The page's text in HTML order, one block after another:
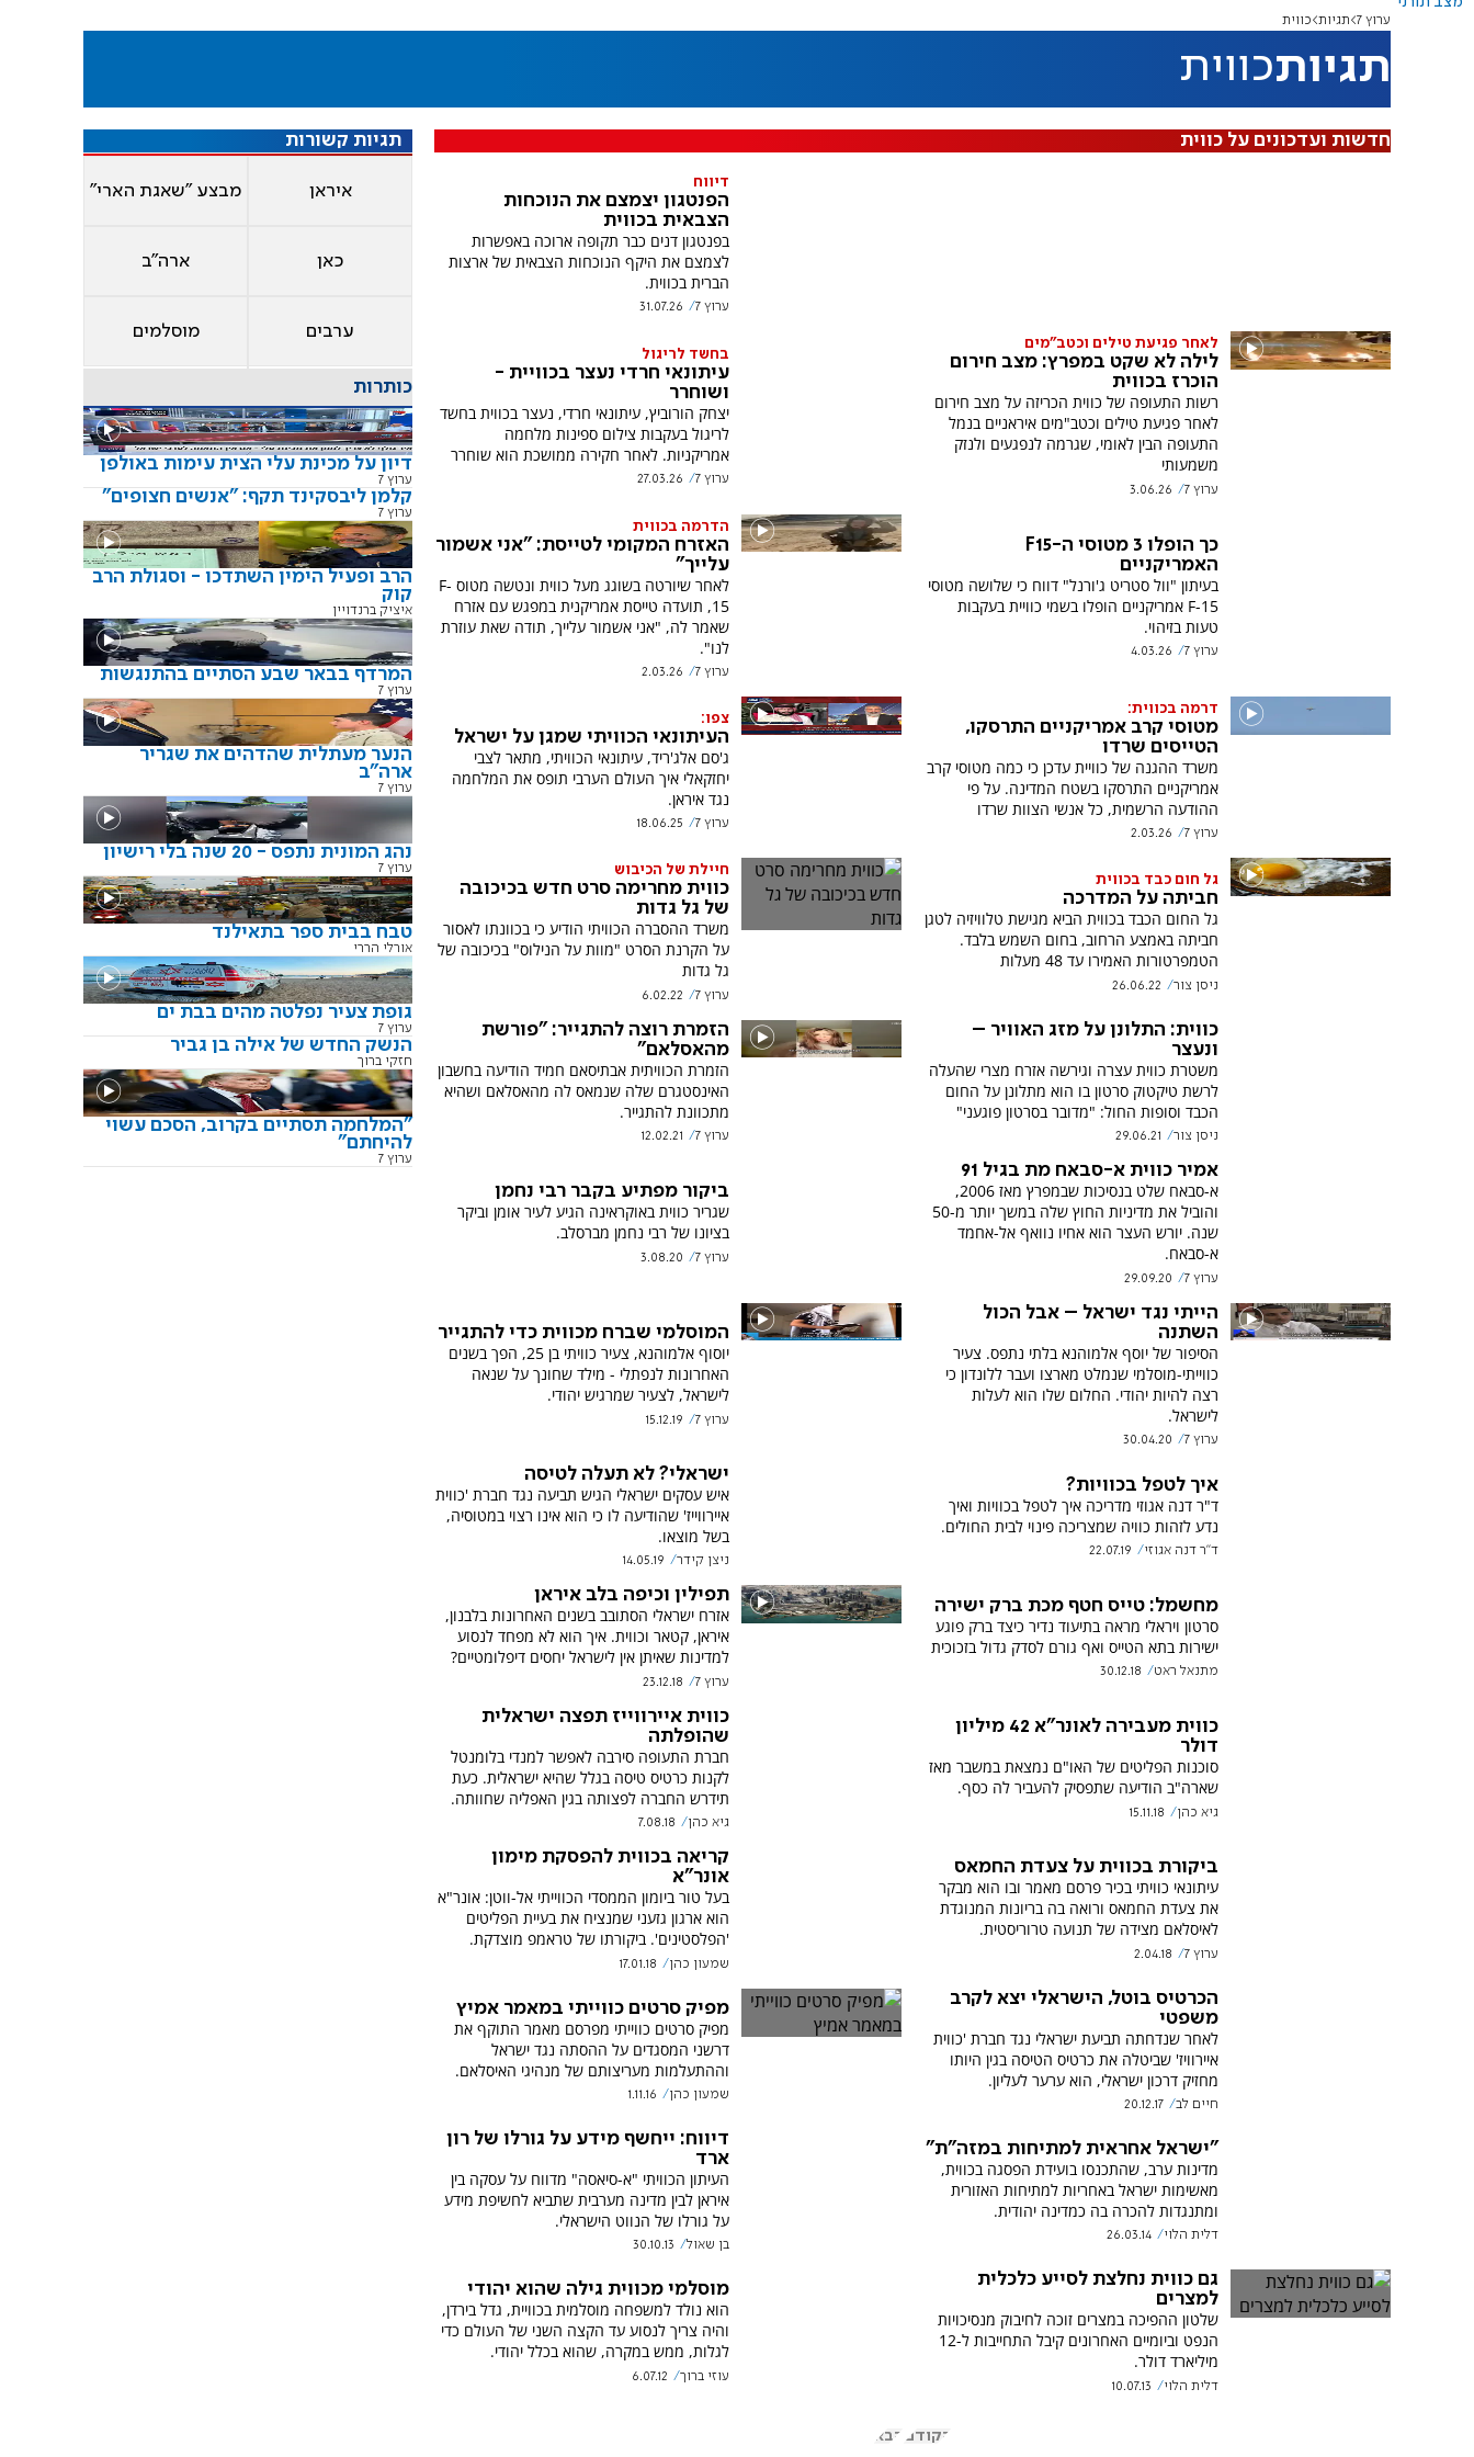
ערוץ 7 תגיות כווית
תגיותכווית
חדשות ועדכונים על כווית
דיווח
הפנטגון יצמצם את הנוכחות
הצבאית בכווית
בפנטגון דנים כבר תקופה ארוכה באפשרות
לצמצם את היקף הנוכחות הצבאית של ארצות
הברית בכווית.
ערוץ 7 31.07.26
לאחר פגיעת טילים וכטב"מים
לילה לא שקט במפרץ: מצב חירום
הוכרז בכווית
רשות התעופה של כווית הכריזה על מצב חירום
לאחר פגיעת טילים וכטב"מים איראניים בנמל
התעופה הבין לאומי, שגרמה לנפגעים ולנזק
משמעותי
ערוץ 7 3.06.26
בחשד לריגול
עיתונאי חרדי נעצר בכוויית -
ושוחרר
יצחק הורוביץ, עיתונאי חרדי, נעצר בכווית בחשד
לריגול בעקבות צילום ספינות מלחמה
אמריקניות. לאחר חקירה ממושכת הוא שוחרר
ערוץ 7 27.03.26
כך הופלו 3 מטוסי ה-F15
האמריקניים
בעיתון "וול סטריט ג'ורנל" דווח כי שלושה מטוסי
F-15 אמריקניים הופלו בשמי כוויית בעקבות
טעות בזיהוי.
ערוץ 7 4.03.26
הדרמה בכווית
האזרח המקומי לטייסת: "אני אשמור
עלייך"
לאחר שיורטה בשוגג מעל כווית ונטשה מטוס F-
15, תועדה טייסת אמריקנית במפגש עם אזרח
שאמר לה, "אני אשמור עלייך, תודה שאת עוזרת
לנו".
ערוץ 7 2.03.26
דרמה בכווית:
מטוסי קרב אמריקניים התרסקו,
הטייסים שרדו
משרד ההגנה של כוויית עדכן כי כמה מטוסי קרב
אמריקניים התרסקו בשטח המדינה. על פי
ההודעה הרשמית, כל אנשי הצוות שרדו
ערוץ 7 2.03.26
צפו:
העיתונאי הכוויתי שמגן על ישראל
ג'סם אלג'ריד, עיתונאי הכוויתי, מתאר לצבי
יחזקאלי איך העולם הערבי תופס את המלחמה
נגד איראן.
ערוץ 7 18.06.25
גל חום כבד בכווית
חביתה על המדרכה
גל החום הכבד בכווית הביא מגישת טלוויזיה לטגן
חביתה באמצע הרחוב, בחום השמש בלבד.
הטמפרטורות האמירו עד 48 מעלות
ניסן צור 26.06.22
חיילת של הכיבוש
כווית מחרימה סרט חדש בכיכובה
של גל גדות
משרד ההסברה הכוויתי הודיע כי בכוונתו לאסור
על הקרנת הסרט "מוות על הנילוס" בכיכובה של
גל גדות
ערוץ 7 6.02.22
כווית: התלונן על מזג האוויר –
ונעצר
משטרת כווית עצרה וגירשה אזרח מצרי שהעלה
לרשת טיקטוק סרטון בו הוא מתלונן על החום
הכבד וסופות החול: "מדובר בסרטון פוגעני"
ניסן צור 29.06.21
הזמרת רוצה להתגייר: "פורשת
מהאסלאם"
הזמרת הכוויתית אבתיסאם חמיד הודיעה בחשבון
האינסטגרם שלה שנמאס לה מהאסלאם ושהיא
מתכוונת להתגייר.
ערוץ 7 12.02.21
אמיר כווית א-סבאח מת בגיל 91
א-סבאח שלט בנסיכות שבמפרץ מאז 2006,
והוביל את מדיניות החוץ שלה במשך יותר מ-50
שנה. יורש העצר הוא אחיו נוואף אל-אחמד
א-סבאח.
ערוץ 7 29.09.20
ביקור מפתיע בקבר רבי נחמן
שגריר כווית באוקראינה הגיע לעיר אומן וביקר
בציונו של רבי נחמן מברסלב.
ערוץ 7 3.08.20
הייתי נגד ישראל – אבל הכול
השתנה
הסיפור של יוסף אלמוהנא בלתי נתפס. צעיר
כווייתי-מוסלמי שנמלט מארצו ועבר ללונדון כי
רצה להיות יהודי. החלום שלו הוא לעלות
לישראל.
ערוץ 7 30.04.20
המוסלמי שברח מכווית כדי להתגייר
יוסוף אלמוהנא, צעיר כוויתי בן 25, הפך בשנים
האחרונות לנפתלי - מילד שחונך על שנאה
לישראל, לצעיר שמרגיש יהודי.
ערוץ 7 15.12.19
איך לטפל בכוויות?
ד"ר דנה אגוזי מדריכה איך לטפל בכוויות ואיך
נדע לזהות כוויה שמצריכה פינוי לבית החולים.
ד"ר דנה אגוזי 22.07.19
ישראלי? לא תעלה לטיסה
איש עסקים ישראלי הגיש תביעה נגד חברת 'כווית
איירווייז' שהודיעה לו כי הוא אינו רצוי במטוסיה,
בשל מוצאו.
ניצן קידר 14.05.19
מחשמל: טייס חטף מכת ברק ישירה
סרטון ויראלי מראה בתיעוד נדיר כיצד ברק פוגע
ישירות בתא הטייס ואף גורם לסדק גדול בזכוכית
מתנאל ראט 30.12.18
תפילין וכיפה בלב איראן
אזרח ישראלי הסתובב בשנים האחרונות בלבנון,
איראן, קטאר וכווית. איך הוא לא מפחד לנסוע
למדינות שאיתן אין לישראל יחסים דיפלומטיים?
ערוץ 7 23.12.18
כווית מעבירה לאונר"א 42 מיליון
דולר
סוכנות הפליטים של האו"ם נמצאת במשבר מאז
שארה"ב הודיעה שתפסיק להעביר לה כסף.
גיא כהן 15.11.18
כווית איירווייז תפצה ישראלית
שהופלתה
חברת התעופה סירבה לאפשר למנדי בלומנטל
לקנות כרטיס טיסה בגלל שהיא ישראלית. כעת
תידרש החברה לפצותה בגין האפליה שחוותה.
גיא כהן 7.08.18
ביקורת בכווית על צעדת החמאס
עיתונאי כוויתי בכיר פרסם מאמר ובו הוא מבקר
את צעדת החמאס ורואה בה בריונות המנוגדת
לאיסלאם מצידה של תנועה טרוריסטית.
ערוץ 7 2.04.18
קריאה בכווית להפסקת מימון
אונר"א
בעל טור ביומון הממסדי הכווייתי אל-ווטן: אונר"א
הוא ארגון גזעני שמנציח את בעיית הפליטים
'הפלסטינים'. ביקורתו של טראמפ מוצדקת.
שמעון כהן 17.01.18
הכרטיס בוטל, הישראלי יצא לקרב
משפטי
לאחר שנדחתה תביעת ישראלי נגד חברת 'כווית
איירוויז' שביטלה את כרטיס הטיסה בגין היותו
מחזיק דרכון ישראלי, הוא ערער לעליון.
חיים לב 20.12.17
מפיק סרטים כווייתי במאמר אמיץ
מפיק סרטים כווייתי מפרסם מאמר התוקף את
דרשני המסגדים על ההסתה נגד ישראל
וההתעלמות מעריצותם של מנהיגי האיסלאם.
שמעון כהן 1.11.16
"ישראל אחראית למתיחות במזה"ת"
מדינות ערב, שהתכנסו בועידת הפסגה בכווית,
מאשימות ישראל באחריות למתיחות האזורית
ומתנגדות להכרה בה כמדינה יהודית.
דלית הלוי 26.03.14
דיווח: ייחשף מידע על גורלו של רון
ארד
העיתון הכוויתי "א-סיאסה" מדווח על עסקה בין
איראן לבין מדינה מערבית שתביא לחשיפת מידע
על גורלו של הנווט הישראלי.
בן שאול 30.10.13
גם כווית נחלצת לסייע כלכלית
למצרים
שלטון ההפיכה במצרים זוכה לחיבוק מנסיכויות
הנפט וביומיים האחרונים קיבל התחייבות ל-12
מיליארד דולר.
דלית הלוי 10.07.13
מוסלמי מכווית גילה שהוא יהודי
הוא נולד למשפחה מוסלמית בכוויית, גדל בירדן,
והיה צריך לנסוע עד הקצה השני של העולם כדי
לגלות, ממש במקרה, שהוא בכלל יהודי.
עוזי ברוך 6.07.12
הקודם הבא
תגיות קשורות
איראן מבצע "שאגת הארי"
כאן ארה"ב
ערבים מוסלמים
כותרות
דיון על מכינת עלי הצית עימות באולפן
ערוץ 7
קלמן ליבסקינד תקף: "אנשים חצופים"
ערוץ 7
הרב ופעיל הימין השתדכו - וסגולת הרב
קוק
איציק ברנדויין
המרדף בבאר שבע הסתיים בהתנגשות
ערוץ 7
הנער מעתלית שהדהים את שגריר
ארה"ב
ערוץ 7
נהג המונית נתפס - 20 שנה בלי רישיון
ערוץ 7
טבח בבית ספר בתאילנד
אורלי הררי
גופת צעיר נפלטה מהים בבת ים
ערוץ 7
הנשק החדש של אילה בן גביר
חזקי ברוך
"המלחמה תסתיים בקרוב, הסכם עשוי
להיחתם"
ערוץ 7